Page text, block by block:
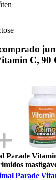
C, 90
Parade
Parade